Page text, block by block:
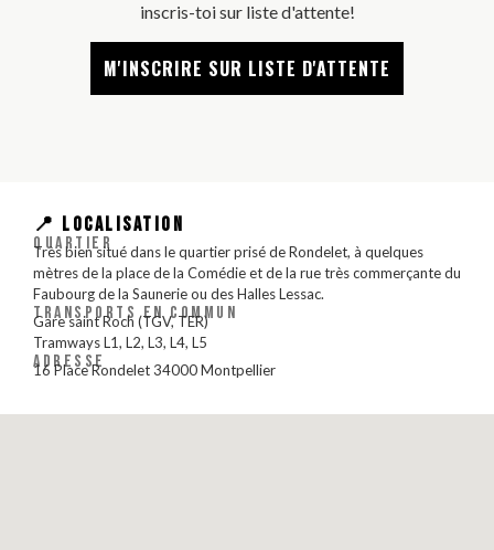
inscris-toi sur liste d'attente!
M'INSCRIRE SUR LISTE D'ATTENTE
📍 LOCALISATION
QUARTIER
Très bien situé dans le quartier prisé de Rondelet, à quelques
mètres de la place de la Comédie et de la rue très commerçante du
Faubourg de la Saunerie ou des Halles Lessac.
TRANSPORTS EN COMMUN
Gare saint Roch (TGV, TER)
Tramways L1, L2, L3, L4, L5
ADRESSE
16 Place Rondelet 34000 Montpellier